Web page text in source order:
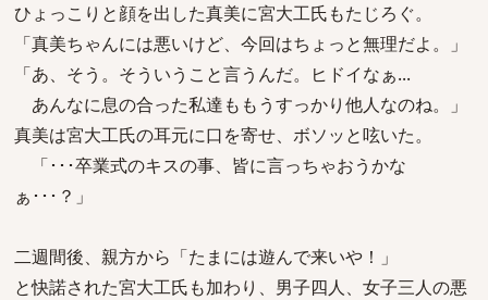
ひょっこりと顔を出した真美に宮大工氏もたじろぐ。
「真美ちゃんには悪いけど、今回はちょっと無理だよ。」
「あ、そう。そういうこと言うんだ。ヒドイなぁ...
あんなに息の合った私達ももうすっかり他人なのね。」
真美は宮大工氏の耳元に口を寄せ、ボソッと呟いた。
「･･･卒業式のキスの事、皆に言っちゃおうかな
ぁ･･･？」
二週間後、親方から「たまには遊んで来いや！」
と快諾された宮大工氏も加わり、男子四人、女子三人の悪